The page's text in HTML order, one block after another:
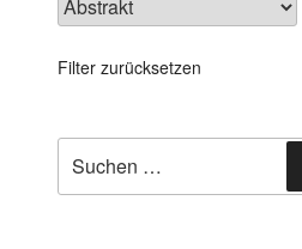
Filter zurücksetzen
nach: